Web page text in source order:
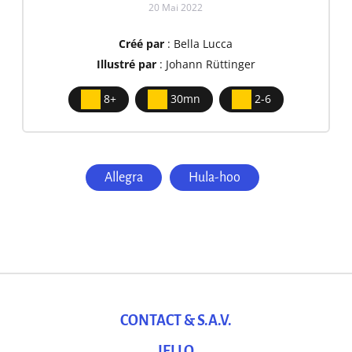
20 Mai 2022
Créé par : Bella Lucca
Illustré par: Johann Rüttinger
8+ 30mn 2-6
Allegra Hula-hoo
CONTACT & S.A.V.